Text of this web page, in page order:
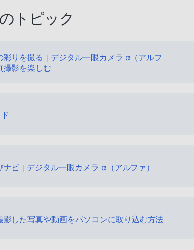
トピック
彩りを撮る | デジタル一眼カメラ α（アルフ
撮影を楽しむ
ナビ | デジタル一眼カメラ α（アルファ）
影した写真や動画をパソコンに取り込む方法